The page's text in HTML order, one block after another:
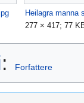
277 × 417; 77
: Forfattere